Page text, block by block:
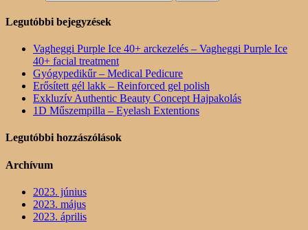
Legutóbbi bejegyzések
Vagheggi Purple Ice 40+ arckezelés – Vagheggi Purple Ice
40+ facial treatment
Gyógypedikűr – Medical Pedicure
Erősített gél lakk – Reinforced gel polish
Exkluzív Authentic Beauty Concept Hajpakolás
1D Műszempilla – Eyelash Extentions
Legutóbbi hozzászólások
Archívum
2023. június
2023. május
2023. április